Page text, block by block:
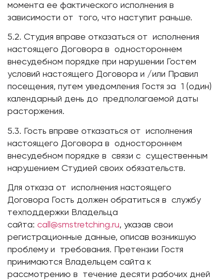
момента ее фактического исполнения в
зависимости от того, что наступит раньше.
5.2. Студия вправе отказаться от исполнения
настоящего Договора в одностороннем
внесудебном порядке при нарушении Гостем
условий настоящего Договора и /или Правил
посещения, путем уведомления Гостя за 1 (один)
календарный день до предполагаемой даты
расторжения.
5.3. Гость вправе отказаться от исполнения
настоящего Договора в одностороннем
внесудебном порядке в связи с существенным
нарушением Студией своих обязательств.
Для отказа от исполнения настоящего
Договора Гость должен обратиться в службу
техподдержки Владельца
сайта: call@smstretching.ru, указав свои
регистрационные данные, описав возникшую
проблему и требования. Претензии Гостя
принимаются Владельцем сайта к
рассмотрению в течение десяти рабочих дней